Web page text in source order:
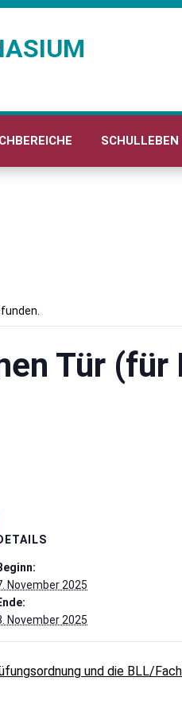
SCHULLEBEN
Tür
November 2025
November 2025
und die BLL/